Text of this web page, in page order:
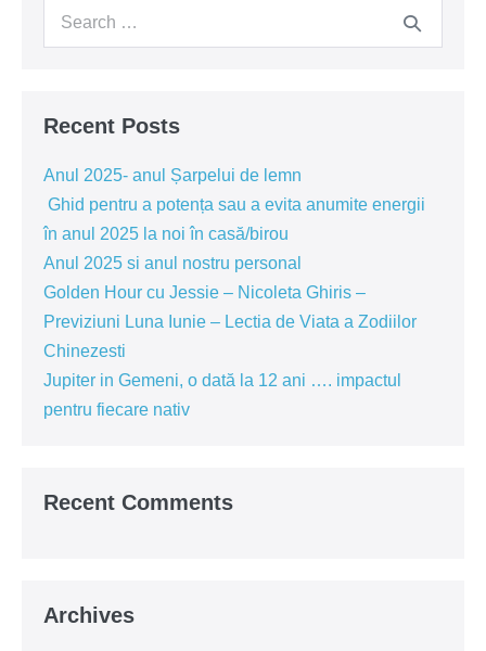
energie
de
Search
Recent Posts
Anul 2025- anul Șarpelui de lemn
Ghid pentru a potența sau a evita anumite energii
în anul 2025 la noi în casă/birou
Anul 2025 si anul nostru personal
Golden Hour cu Jessie – Nicoleta Ghiris –
Previziuni Luna Iunie – Lectia de Viata a Zodiilor
Chinezesti
Jupiter in Gemeni, o dată la 12 ani …. impactul
pentru fiecare nativ
Recent Comments
Archives